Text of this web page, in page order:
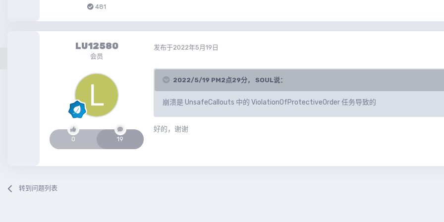
481
LU12580
会员
0 19
发布于2022年5月19日
2022/5/19 PM2点29分， SOUL说：
崩溃是 UnsafeCallouts 中的 ViolationOfProtectiveOrder 任务导致的
好的，谢谢
转到问题列表